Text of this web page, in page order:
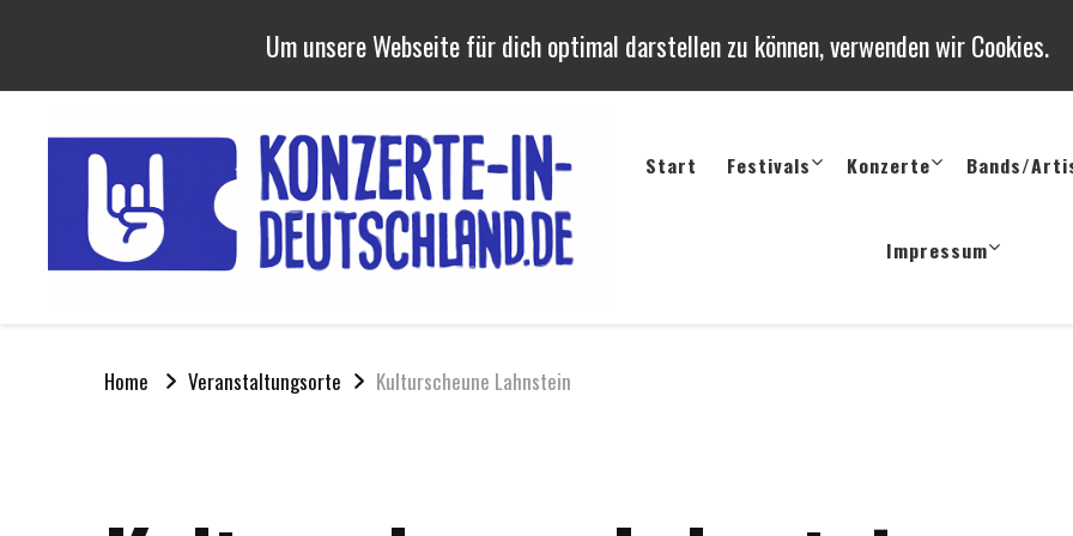
Um unsere Webseite für dich optimal darstellen zu können, verwenden wir Cookies.
Start Festivals Konzerte Bands/
Impressum
Home Veranstaltungsorte Kulturscheune Lahnstein